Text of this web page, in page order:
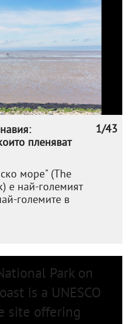
1/43
пленяват
море" (The
е най-големият
големите в
Park on
is a UNESCO
site offering